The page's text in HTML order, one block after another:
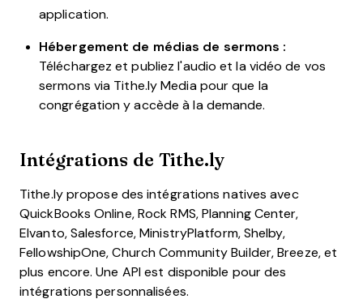
application.
Hébergement de médias de sermons :
Téléchargez et publiez l'audio et la vidéo de vos
sermons via Tithe.ly Media pour que la
congrégation y accède à la demande.
Intégrations de Tithe.ly
Tithe.lypropose des intégrations natives avec
QuickBooks Online, Rock RMS, Planning Center,
Elvanto, Salesforce, MinistryPlatform, Shelby,
FellowshipOne, Church Community Builder, Breeze, et
plus encore. Une API est disponible pour des
intégrations personnalisées.